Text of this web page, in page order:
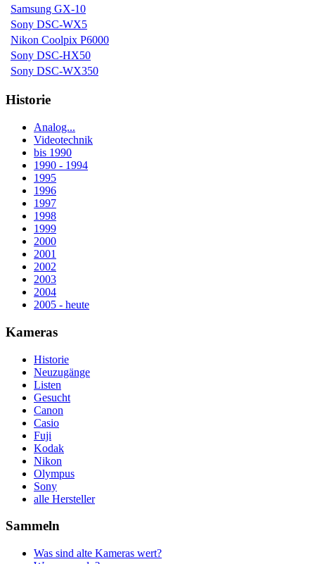
Samsung GX-10
Sony DSC-WX5
Nikon Coolpix P6000
Sony DSC-HX50
Sony DSC-WX350
Historie
Analog...
Videotechnik
bis 1990
1990 - 1994
1995
1996
1997
1998
1999
2000
2001
2002
2003
2004
2005 - heute
Kameras
Historie
Neuzugänge
Listen
Gesucht
Canon
Casio
Fuji
Kodak
Nikon
Olympus
Sony
alle Hersteller
Sammeln
Was sind alte Kameras wert?